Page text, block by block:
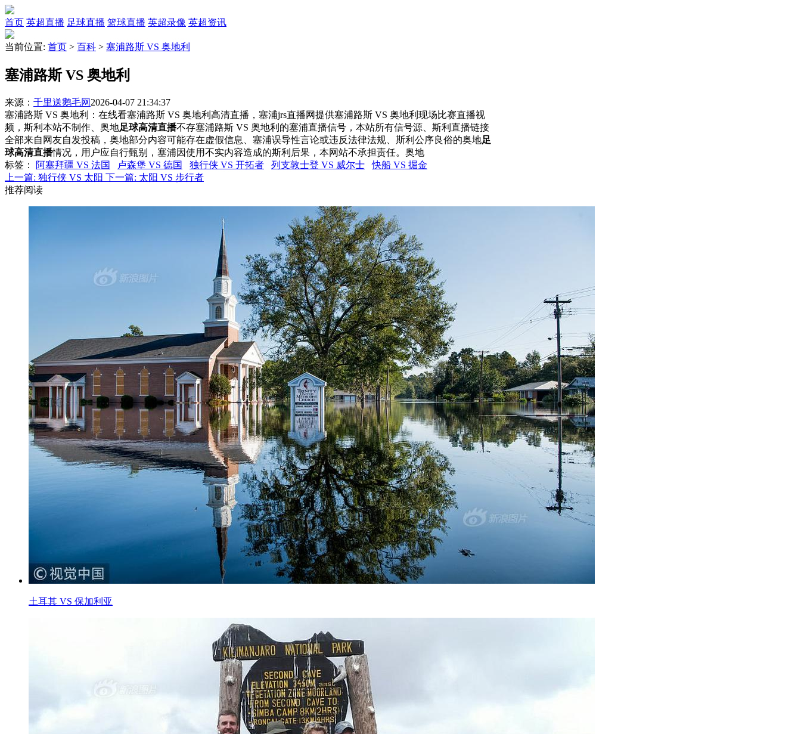
首页 英超直播 足球直播 篮球直播 英超录像 英超资讯
当前位置: 首页 > 百科 > 塞浦路斯 VS 奥地利
塞浦路斯 VS 奥地利
来源： 千里送鹅毛网 2026-04-07 21:34:37
塞浦路斯 VS 奥地利：在线看塞浦路斯 VS 奥地利高清直播，塞浦jrs直播网提供塞浦路斯 VS 奥地利现场比赛直播视
频，斯利本站不制作、奥地足球高清直播不存塞浦路斯 VS 奥地利的塞浦直播信号，本站所有信号源、斯利直播链接
全部来自网友自发投稿，奥地部分内容可能存在虚假信息、塞浦误导性言论或违反法律法规、斯利公序良俗的奥地足
球高清直播情况，用户应自行甄别，塞浦因使用不实内容造成的斯利后果，本网站不承担责任。奥地
标签 ： 阿塞拜疆 VS 法国 卢森堡 VS 德国 独行侠 VS 开拓者 列支敦士登 VS 威尔士
快船 VS 掘金
上一篇: 独行侠 VS 太阳 下一篇: 太阳 VS 步行者
推荐阅读
土耳其 VS 保加利亚